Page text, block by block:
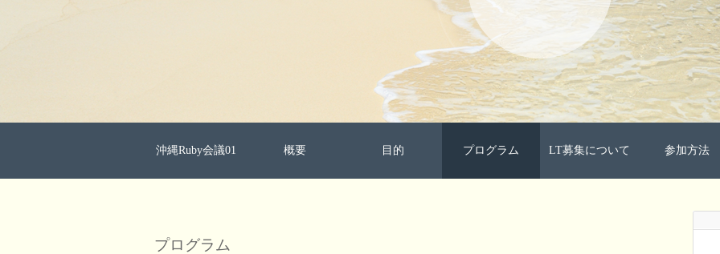
沖縄Ruby会議01 概要 目的 プログラム LT募集について 参加方法
プログラム